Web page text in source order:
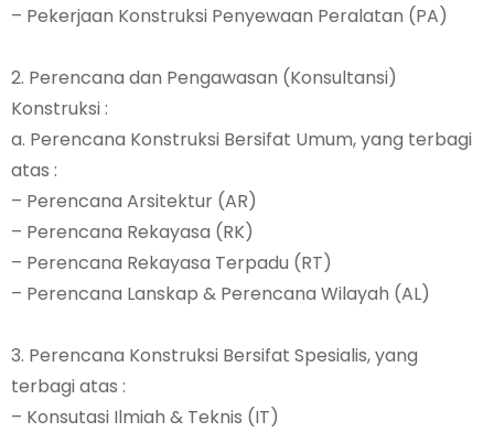
– Pekerjaan Konstruksi Penyewaan Peralatan (PA)
2. Perencana dan Pengawasan (Konsultansi)
Konstruksi :
a. Perencana Konstruksi Bersifat Umum, yang terbagi
atas :
– Perencana Arsitektur (AR)
– Perencana Rekayasa (RK)
– Perencana Rekayasa Terpadu (RT)
– Perencana Lanskap & Perencana Wilayah (AL)
3. Perencana Konstruksi Bersifat Spesialis, yang
terbagi atas :
– Konsutasi Ilmiah & Teknis (IT)